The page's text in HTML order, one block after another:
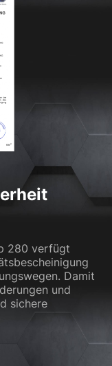
280 verfügt
Damit
und
sichere